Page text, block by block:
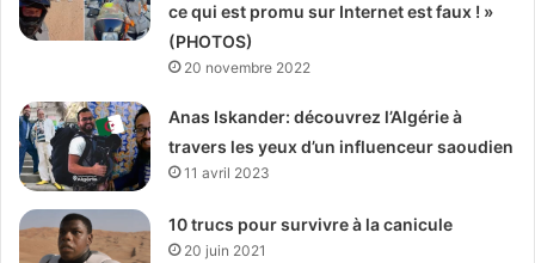
ce qui est promu sur Internet est faux ! »
(PHOTOS)
20 novembre 2022
Anas Iskander: découvrez l’Algérie à
travers les yeux d’un influenceur saoudien
11 avril 2023
10 trucs pour survivre à la canicule
20 juin 2021